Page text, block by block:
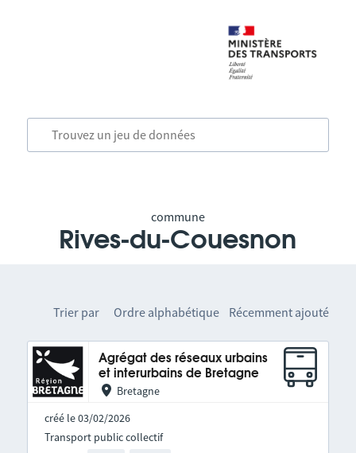
commune
Rives-du-Couesnon
Trier par Ordre alphabétique Récemment ajouté
Agrégat des réseaux urbains
et interurbains de Bretagne
Bretagne
créé le 03/02/2026
Transport public collectif